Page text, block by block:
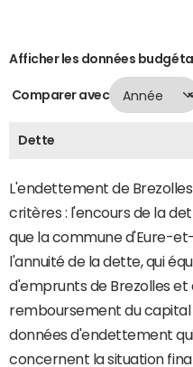
Afficher les données
Comparer avec
Dette
L'endettement de
critères : l'encours de la
que la commune d'Eure-
l'annuité de la dette, qui
d'emprunts de Brezolles
remboursement du capital
données d'endettement
concernent la situation